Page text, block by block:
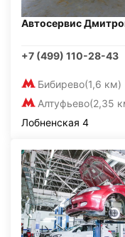
Автосервис
+7 (499) 110-28-43
Бибирево(1,6 км)
Алтуфьево(2,35
Лобненская 4